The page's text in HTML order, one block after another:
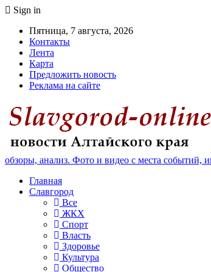
Sign in
Пятница, 7 августа, 2026
Контакты
Лента
Карта
Предложить новость
Реклама на сайте
обзоры, анализ. Фото и видео с места событий,
Главная
Славгород
Все
ЖКХ
Спорт
Власть
Здоровье
Культура
Общество